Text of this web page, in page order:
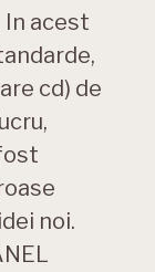
In acest
cd) de
noi.